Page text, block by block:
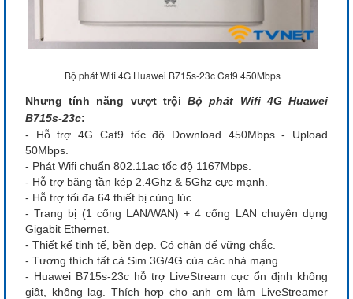
Bộ phát Wifi 4G Huawei B715s-23c Cat9 450Mbps
Nhưng tính năng vượt trộiBộ phát Wifi 4G Huawei
B715s-23c:
- Hỗ trợ 4G Cat9 tốc độ Download 450Mbps - Upload
50Mbps.
- Phát Wifi chuẩn 802.11ac tốc độ 1167Mbps.
- Hỗ trợ băng tần kép 2.4Ghz & 5Ghz cực mạnh.
- Hỗ trợ tối đa 64 thiết bị cùng lúc.
- Trang bị (1 cổng LAN/WAN) + 4 cổng LAN chuyên dụng
Gigabit Ethernet.
- Thiết kế tinh tế, bền đẹp. Có chân đế vững chắc.
- Tương thích tất cả Sim 3G/4G của các nhà mạng.
- Huawei B715s-23c hỗ trợ LiveStream cực ổn định không
giật, không lag. Thích hợp cho anh em làm LiveStreamer